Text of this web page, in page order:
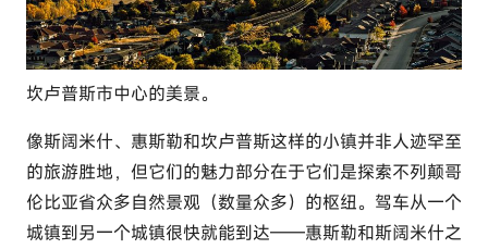
坎卢普斯市中心的美景。
像斯阔米什、惠斯勒和坎卢普斯这样的小镇并非人迹罕至
的旅游胜地，但它们的魅力部分在于它们是探索不列颠哥
伦比亚省众多自然景观（数量众多）的枢纽。驾车从一个
城镇到另一个城镇很快就能到达——惠斯勒和斯阔米什之